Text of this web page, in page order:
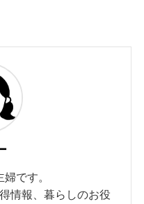
です。
情報、暮らしのお役